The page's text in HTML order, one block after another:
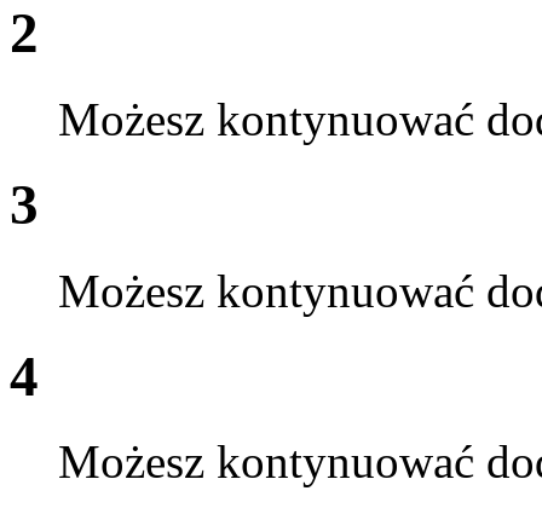
2
Możesz kontynuować
3
Możesz kontynuować
4
Możesz kontynuować